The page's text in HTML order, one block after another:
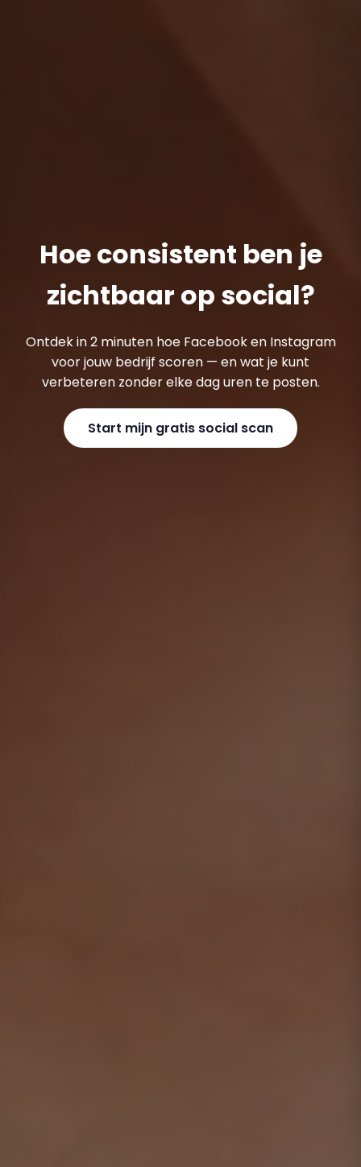
Hoe consistent ben je
zichtbaar op social?
Ontdek in 2 minuten hoe Facebook en Instagram
voor jouw bedrijf scoren — en wat je kunt
verbeteren zonder elke dag uren te posten.
Start mijn gratis social scan